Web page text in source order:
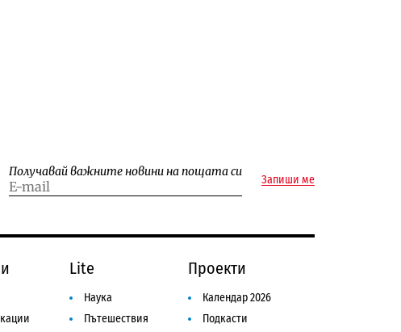
Получавай важните новини на пощата си
Запиши ме
Lite
Наука
Пътешествия
Проекти
Календар 2026
Подкасти